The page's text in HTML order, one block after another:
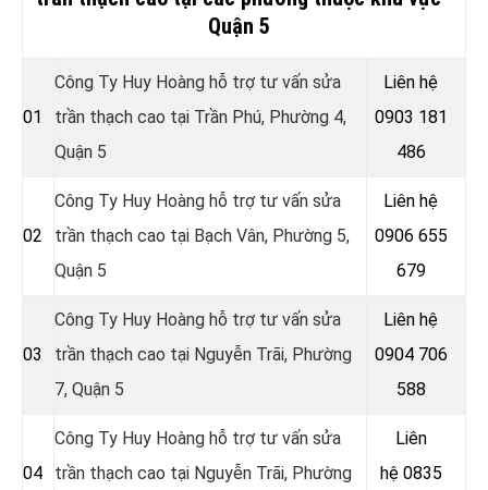
Quận 5
01
Công Ty Huy Hoàng hỗ trợ tư vấn sửa
trần thạch cao tại Trần Phú, Phường 4,
Quận 5
Liên hệ
0903 181
486
02
Công Ty Huy Hoàng hỗ trợ tư vấn sửa
trần thạch cao tại Bạch Vân, Phường 5,
Quận 5
Liên hệ
0906 655
679
03
Công Ty Huy Hoàng hỗ trợ tư vấn sửa
trần thạch cao tại Nguyễn Trãi, Phường
7, Quận 5
Liên hệ
0904 706
588
04
Công Ty Huy Hoàng hỗ trợ tư vấn sửa
trần thạch cao tại Nguyễn Trãi, Phường
Liên
hệ0835